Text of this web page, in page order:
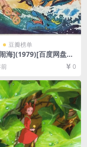
豆瓣榜单
海](1979)[百度网盘
盘资源1080P超清未
1.5GB][中文字幕]0